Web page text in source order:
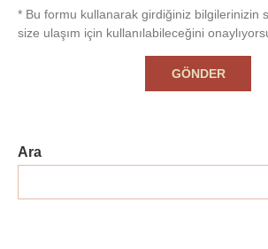
* Bu formu kullanarak girdiğiniz bilgilerinizin
size ulaşım için kullanılabileceğini
Ara